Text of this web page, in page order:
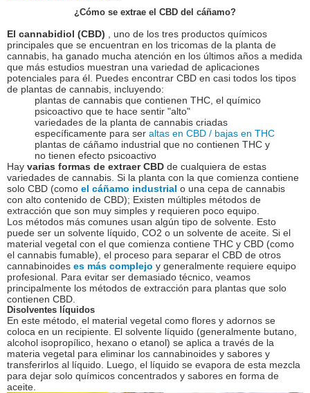
¿Cómo se extrae el CBD del cáñamo?
El cannabidiol (CBD) , uno de los tres productos químicos
principales que se encuentran en los tricomas de la planta de
cannabis, ha ganado mucha atención en los últimos años a medida
que más estudios muestran una variedad de aplicaciones
potenciales para él. Puedes encontrar CBD en casi todos los tipos
de plantas de cannabis, incluyendo:
plantas de cannabis que contienen THC, el químico
psicoactivo que te hace sentir "alto"
variedades de la planta de cannabis criadas
específicamente para ser altas en CBD / bajas en THC
plantas de cáñamo industrial que no contienen THC y
no tienen efecto psicoactivo
Hay varias formas de extraer CBD de cualquiera de estas
variedades de cannabis. Si la planta con la que comienza contiene
solo CBD (como el cáñamo industrial o una cepa de cannabis
con alto contenido de CBD); Existen múltiples métodos de
extracción que son muy simples y requieren poco equipo.
Los métodos más comunes usan algún tipo de solvente. Esto
puede ser un solvente líquido, CO2 o un solvente de aceite. Si el
material vegetal con el que comienza contiene THC y CBD (como
el cannabis fumable), el proceso para separar el CBD de otros
cannabinoides es más complejo y generalmente requiere equipo
profesional. Para evitar ser demasiado técnico, veamos
principalmente los métodos de extracción para plantas que solo
contienen CBD.
Disolventes líquidos
En este método, el material vegetal como flores y adornos se
coloca en un recipiente. El solvente líquido (generalmente butano,
alcohol isopropílico, hexano o etanol) se aplica a través de la
materia vegetal para eliminar los cannabinoides y sabores y
transferirlos al líquido. Luego, el líquido se evapora de esta mezcla
para dejar solo químicos concentrados y sabores en forma de
aceite.